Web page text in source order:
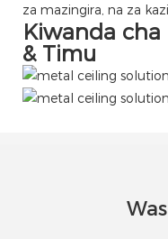
za mazingira, na za
Kiwanda
& Timu